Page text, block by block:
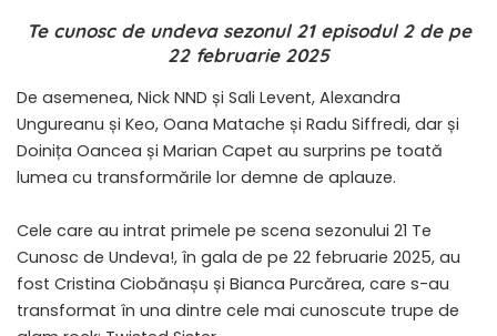
Te cunosc de undeva sezonul 21 episodul 2 de pe
22 februarie 2025
De asemenea, Nick NND și Sali Levent, Alexandra
Ungureanu și Keo, Oana Matache și Radu Siffredi, dar și
Doinița Oancea și Marian Capet au surprins pe toată
lumea cu transformările lor demne de aplauze.
Cele care au intrat primele pe scena sezonului 21 Te
Cunosc de Undeva!, în gala de pe 22 februarie 2025, au
fost Cristina Ciobănașu și Bianca Purcărea, care s-au
transformat în una dintre cele mai cunoscute trupe de